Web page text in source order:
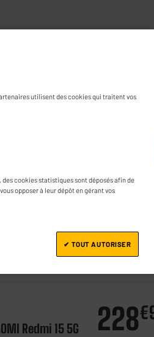
128Go Bleu Nuit
1080 x 2340
(mAh) : 5000 mAh
114
En stock à
Redmi 15 5G
228€
utilisent des cookies qui traitent vos
cookies statistiques sont déposés afin de
opposer à leur dépôt en gérant vos
✔ TOUT AUTORISER